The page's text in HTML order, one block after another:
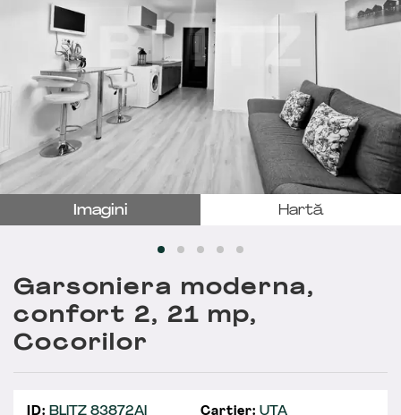
Imagini Hartă
Garsoniera moderna,
confort 2, 21 mp,
Cocorilor
ID: BLITZ 83872AI Cartier: UTA